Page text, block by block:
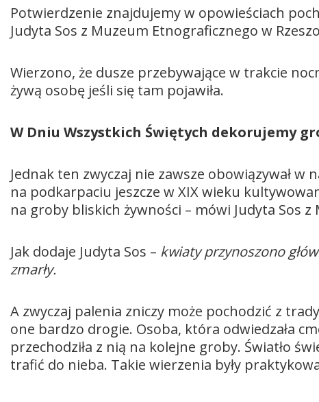
Potwierdzenie znajdujemy w opowieściach
Judyta Sos z Muzeum Etnograficznego w
Wierzono, że dusze przebywające w trakcie
żywą osobę jeśli się tam pojawiła.
W Dniu Wszystkich Świętych dekorujemy
Jednak ten zwyczaj nie zawsze obowiązywał
na podkarpaciu jeszcze w XIX wieku
na groby bliskich żywności – mówi Judyta Sos
Jak dodaje Judyta Sos – kwiaty przynoszono
zmarły.
A zwyczaj palenia zniczy może pochodzić z
one bardzo drogie. Osoba, która odwiedzała
przechodziła z nią na kolejne groby. Światło
trafić do nieba. Takie wierzenia były